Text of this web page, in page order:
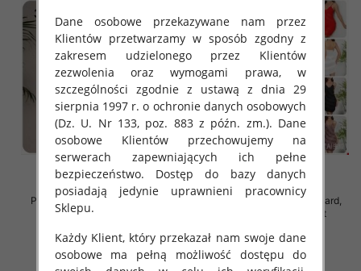
Piżama damska Roz Standard,
Mix kolor Paczka 12 szt
32.00 zł
szczegóły
Piżama damska Roz Standard,
Mix kolor Paczka 12 szt
32.00 zł
szczegóły
Dane osobowe przekazywane nam przez
Klientów przetwarzamy w sposób zgodny z
zakresem udzielonego przez Klientów
zezwolenia oraz wymogami prawa, w
szczególności zgodnie z ustawą z dnia 29
sierpnia 1997 r. o ochronie danych osobowych
(Dz. U. Nr 133, poz. 883 z późn. zm.). Dane
osobowe Klientów przechowujemy na
serwerach zapewniających ich pełne
bezpieczeństwo. Dostęp do bazy danych
posiadają jedynie uprawnieni pracownicy
Sklepu.
Każdy Klient, który przekazał nam swoje dane
osobowe ma pełną możliwość dostępu do